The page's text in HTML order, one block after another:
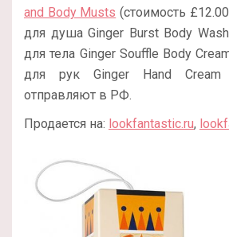
and Body Musts (стоимость
для душа Ginger Burst Body
для тела Ginger Souffle Body
для рук Ginger Hand
отправляют в РФ.
Продается на: lookfantastic.ru,